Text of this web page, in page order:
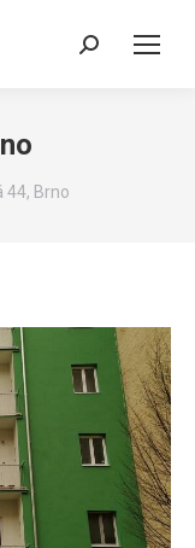
Search:
44, Brno